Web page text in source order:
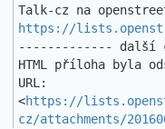
https://
------------- další
HTML příloha byla
URL:
<https://
cz/attachments/